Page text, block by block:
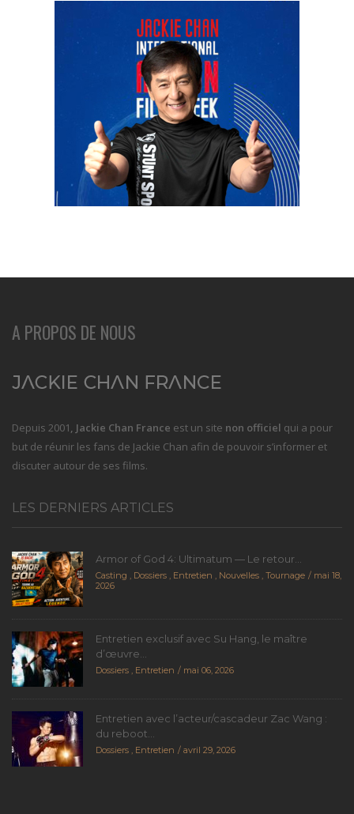
A PROPOS DE NOUS
Depuis 2001 , Jackie Chan France est un site non officiel qui a pour
but de réunir les fans de Jackie Chan afin de pouvoir s’informer et
discuter autour de ses films.
LES DERNIERS ARTICLES
Armor of God 4: Ultimatum — Le retour...
Casting Dossiers Entretien Nouvelles Tournage
mai 18,
2026
Entretien exclusif avec Su Hang, le maître
d’œuvre...
Dossiers Entretien mai 06, 2026
Entretien avec l’acteur/cascadeur Zac Wang :
du reboot...
Dossiers Entretien avril 29, 2026